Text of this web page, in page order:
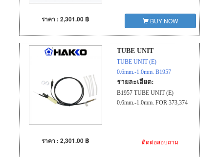
ราคา : 2,301.00 ฿ BUY NOW
TUBE UNIT
TUBE UNIT (E)
0.6mm.-1.0mm. B1957
รายละเอียด:
B1957 TUBE UNIT (E)
0.6mm.-1.0mm. FOR 373,374
ราคา : 2,301.00 ฿ ติดต่อสอบถาม